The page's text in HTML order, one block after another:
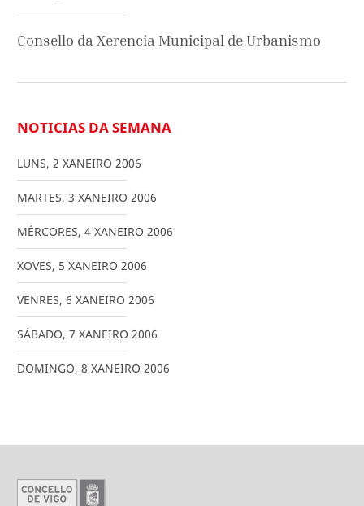
Consello da Xerencia Municipal de Urbanismo
NOTICIAS DA SEMANA
LUNS, 2 XANEIRO 2006
MARTES, 3 XANEIRO 2006
MÉRCORES, 4 XANEIRO 2006
XOVES, 5 XANEIRO 2006
VENRES, 6 XANEIRO 2006
SÁBADO, 7 XANEIRO 2006
DOMINGO, 8 XANEIRO 2006